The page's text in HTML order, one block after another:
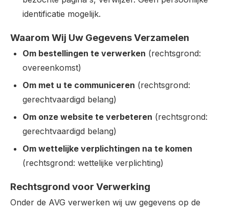
identificatie mogelijk.
Waarom Wij Uw Gegevens Verzamelen
Om bestellingen te verwerken (rechtsgrond:
overeenkomst)
Om met u te communiceren (rechtsgrond:
gerechtvaardigd belang)
Om onze website te verbeteren (rechtsgrond:
gerechtvaardigd belang)
Om wettelijke verplichtingen na te komen
(rechtsgrond: wettelijke verplichting)
Rechtsgrond voor Verwerking
Onder de AVG verwerken wij uw gegevens op de